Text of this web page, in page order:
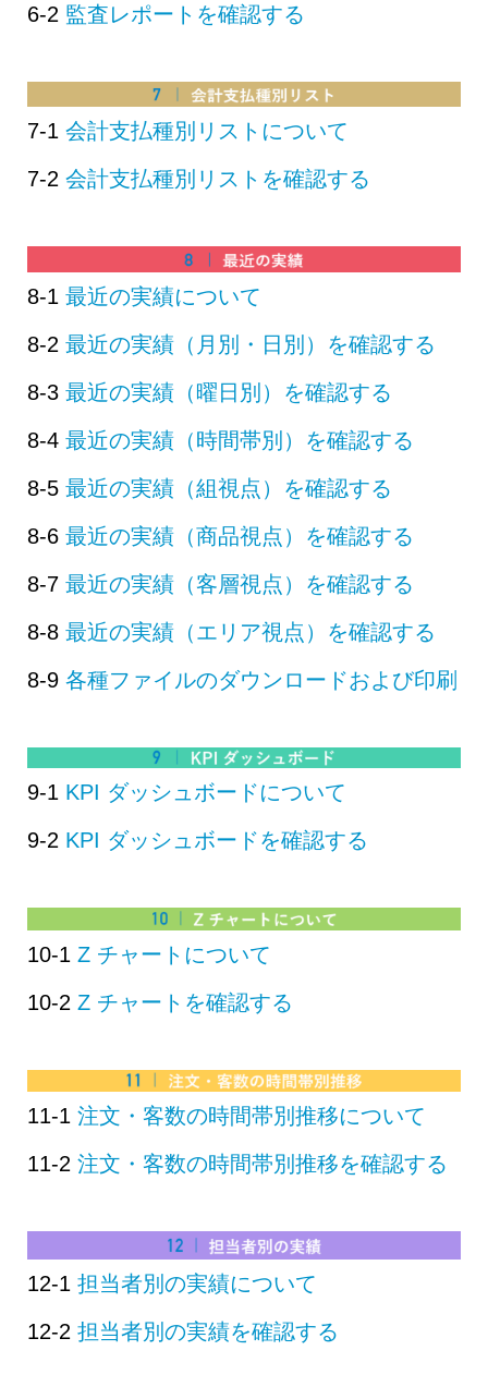
6-2 監査レポートを確認する
7-1 会計支払種別リストについて
7-2 会計支払種別リストを確認する
8-1 最近の実績について
8-2 最近の実績（月別・日別）を確認する
8-3 最近の実績（曜日別）を確認する
8-4 最近の実績（時間帯別）を確認する
8-5 最近の実績（組視点）を確認する
8-6 最近の実績（商品視点）を確認する
8-7 最近の実績（客層視点）を確認する
8-8 最近の実績（エリア視点）を確認する
8-9 各種ファイルのダウンロードおよび印刷
9-1 KPI ダッシュボードについて
9-2 KPI ダッシュボードを確認する
10-1 Z チャートについて
10-2 Z チャートを確認する
11-1 注文・客数の時間帯別推移について
11-2 注文・客数の時間帯別推移を確認する
12-1 担当者別の実績について
12-2 担当者別の実績を確認する